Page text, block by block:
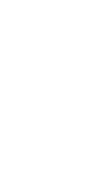
est à mettre à l'avantage
ballon avec une maîtrise
à alerter Descamps
personne ne touche
ce soir en l'absence
et détourne le cuir (10').
de possession sans pour
minutes, les Jaune et
pied ou alors, dans la
Castelletto, Douglas
La Beaujoire
pas, logiquement
d'ouvrir la marque.
est libre et le latéral
déserts mais